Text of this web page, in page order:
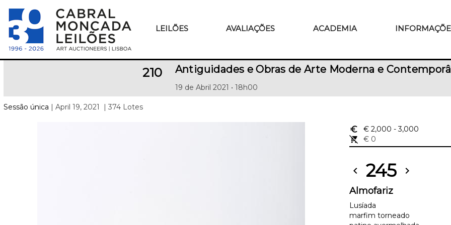
LEILÕES AVALIAÇÕES ACADEMIA
210 Antiguidades e Obras de Arte Moderna e
19 de Abril 2021 • 18h00
Sessão única | April 19, 2021 | 374 Lotes
euro_symbol € 2,000 - 3,000
remove_shopping_cart
€ 0
chevron_left 245 chevron_right
Almofariz
Lusíada
marfim torneado